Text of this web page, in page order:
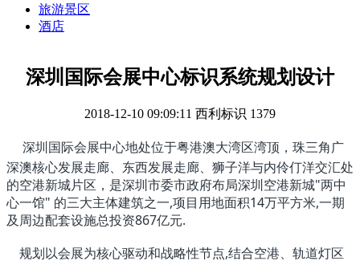
旅游景区
酒店
深圳国际会展中心标识系统规划设计
2018-12-10 09:09:11 西利标识 1379
深圳国际会展中心地处位于粤港澳大湾区湾顶，珠三角广
深澳核心发展走廊、东西发展走廊、狮子洋与内伶仃洋交汇处
的空港新城片区，是深圳市委市政府布局深圳空港新城"两中
心一馆" 的三大主体建筑之一,项目用地面积14万平方米,一期
及周边配套设施总投资867亿元.
规划以会展为核心驱动和战略性节点,结合空港、轨道灯区